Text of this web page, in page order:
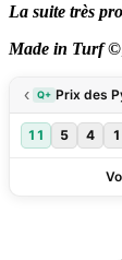
La suite très
Made in Turf ©